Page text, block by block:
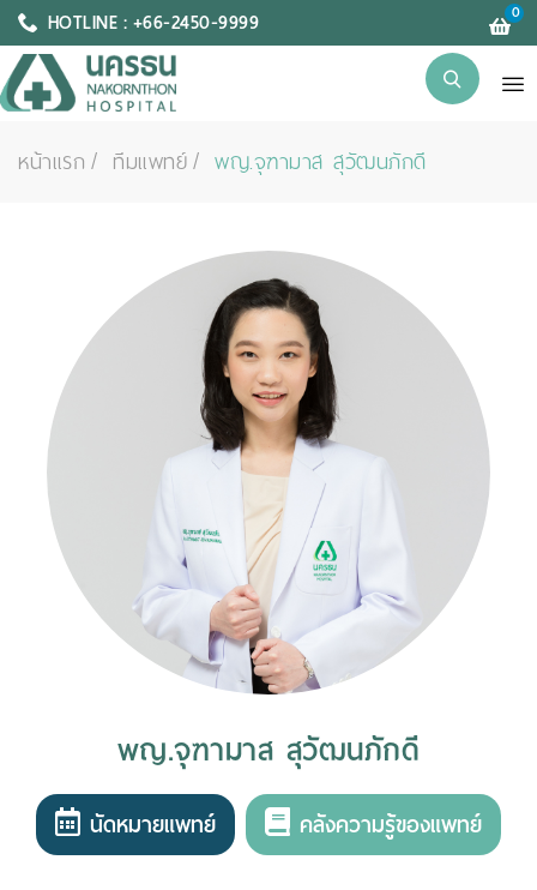
HOTLINE : +66-2450-9999 0
หน้าแรก ทีมแพทย์ พญ.จุฑามาส สุวัฒนภักดี
พญ.จุฑามาส สุวัฒนภักดี
นัดหมายแพทย์ คลังความรู้ของแพทย์